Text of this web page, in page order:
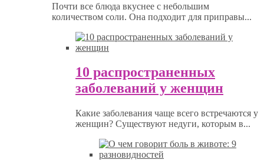
Почти все блюда вкуснее с небольшим
количеством соли. Она подходит для приправы...
10 распространенных
заболеваний у женщин
Какие заболевания чаще всего встречаются у
женщин? Существуют недуги, которым в...